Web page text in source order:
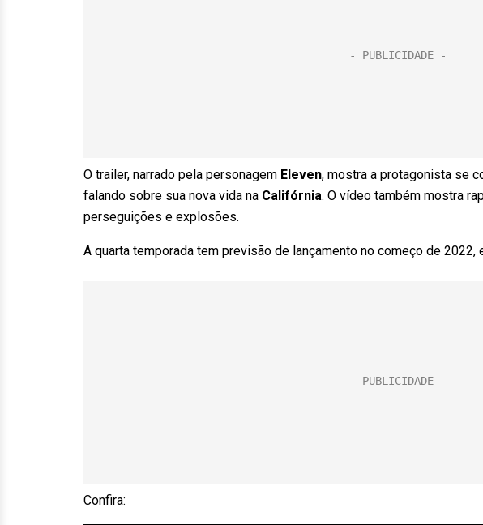
O trailer, narrado pela personagem Eleven, mostra a protagonista se
falando sobre sua nova vida na Califórnia. O vídeo também mostra
perseguições e explosões.
A quarta temporada tem previsão de lançamento no começo de 2022,
Confira: